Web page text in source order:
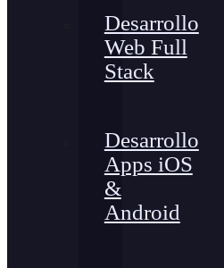
Desarrollo
Web Full
Stack
Desarrollo
Apps iOS
&
Android